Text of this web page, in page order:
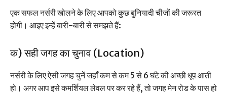
एक सफल नर्सरी खोलने के लिए आपको कुछ बुनियादी चीजों की जरूरत
होगी। आइए इन्हें बारी-बारी से समझते हैं:
क) सही जगह का चुनाव (Location)
नर्सरी के लिए ऐसी जगह चुनें जहाँ कम से कम 5 से 6 घंटे की अच्छी धूप आती
हो। अगर आप इसे कमर्शियल लेवल पर कर रहे हैं, तो जगह मेन रोड के पास हो